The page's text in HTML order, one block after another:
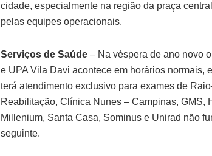
cidade, especialmente na região da praça
pelas equipes operacionais.
Serviços de Saúde – Na véspera de ano novo
e UPA Vila Davi acontece em horários normais,
terá atendimento exclusivo para exames de
Reabilitação, Clínica Nunes – Campinas, GMS,
Millenium, Santa Casa, Sominus e Unirad não
seguinte.